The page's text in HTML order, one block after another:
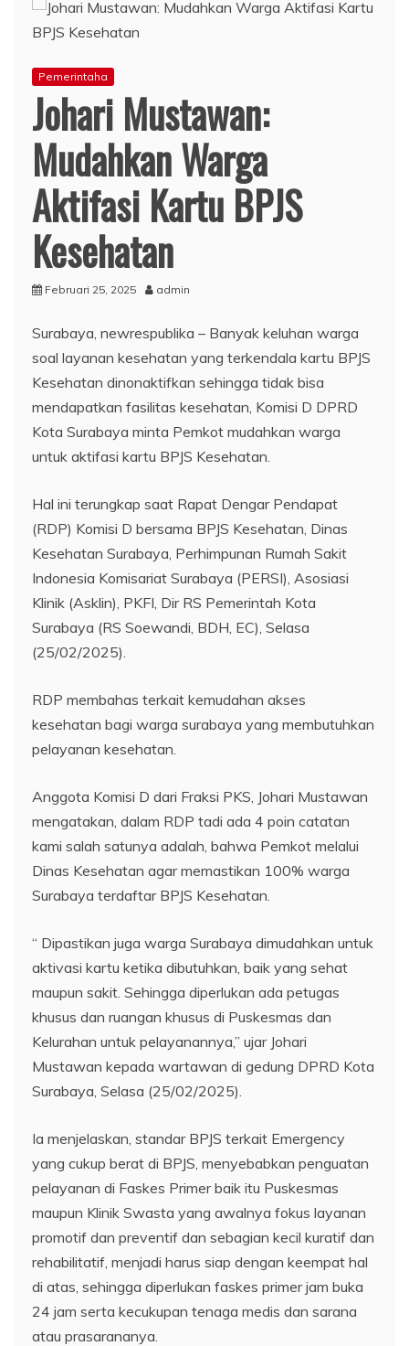
Pemerintaha
Johari Mustawan:
Mudahkan Warga
Aktifasi Kartu BPJS
Kesehatan
Februari 25, 2025 admin
Surabaya, newrespublika – Banyak keluhan warga
soal layanan kesehatan yang terkendala kartu BPJS
Kesehatan dinonaktifkan sehingga tidak bisa
mendapatkan fasilitas kesehatan, Komisi D DPRD
Kota Surabaya minta Pemkot mudahkan warga
untuk aktifasi kartu BPJS Kesehatan.
Hal ini terungkap saat Rapat Dengar Pendapat
(RDP) Komisi D bersama BPJS Kesehatan, Dinas
Kesehatan Surabaya, Perhimpunan Rumah Sakit
Indonesia Komisariat Surabaya (PERSI), Asosiasi
Klinik (Asklin), PKFI, Dir RS Pemerintah Kota
Surabaya (RS Soewandi, BDH, EC), Selasa
(25/02/2025).
RDP membahas terkait kemudahan akses
kesehatan bagi warga surabaya yang membutuhkan
pelayanan kesehatan.
Anggota Komisi D dari Fraksi PKS, Johari Mustawan
mengatakan, dalam RDP tadi ada 4 poin catatan
kami salah satunya adalah, bahwa Pemkot melalui
Dinas Kesehatan agar memastikan 100% warga
Surabaya terdaftar BPJS Kesehatan.
“ Dipastikan juga warga Surabaya dimudahkan untuk
aktivasi kartu ketika dibutuhkan, baik yang sehat
maupun sakit. Sehingga diperlukan ada petugas
khusus dan ruangan khusus di Puskesmas dan
Kelurahan untuk pelayanannya,” ujar Johari
Mustawan kepada wartawan di gedung DPRD Kota
Surabaya, Selasa (25/02/2025).
Ia menjelaskan, standar BPJS terkait Emergency
yang cukup berat di BPJS, menyebabkan penguatan
pelayanan di Faskes Primer baik itu Puskesmas
maupun Klinik Swasta yang awalnya fokus layanan
promotif dan preventif dan sebagian kecil kuratif dan
rehabilitatif, menjadi harus siap dengan keempat hal
di atas, sehingga diperlukan faskes primer jam buka
24 jam serta kecukupan tenaga medis dan sarana
atau prasarananya.